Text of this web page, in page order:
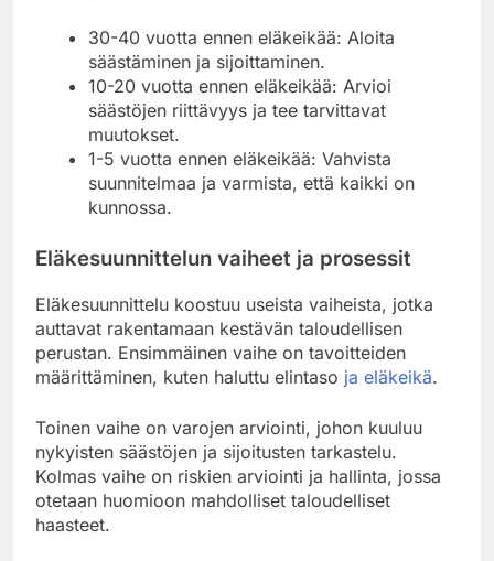
30-40 vuotta ennen eläkeikää: Aloita
säästäminen ja sijoittaminen.
10-20 vuotta ennen eläkeikää: Arvioi
säästöjen riittävyys ja tee tarvittavat
muutokset.
1-5 vuotta ennen eläkeikää: Vahvista
suunnitelmaa ja varmista, että kaikki on
kunnossa.
Eläkesuunnittelun vaiheet ja prosessit
Eläkesuunnittelu koostuu useista vaiheista, jotka
auttavat rakentamaan kestävän taloudellisen
perustan. Ensimmäinen vaihe on tavoitteiden
määrittäminen, kuten haluttu elintaso ja eläkeikä.
Toinen vaihe on varojen arviointi, johon kuuluu
nykyisten säästöjen ja sijoitusten tarkastelu.
Kolmas vaihe on riskien arviointi ja hallinta, jossa
otetaan huomioon mahdolliset taloudelliset
haasteet.